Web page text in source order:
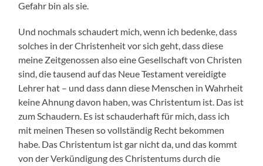
Gefahr bin als sie.
Und nochmals schaudert mich, wenn ich bedenke, dass
solches in der Christenheit vor sich geht, dass diese
meine Zeitgenossen also eine Gesellschaft von Christen
sind, die tausend auf das Neue Testament vereidigte
Lehrer hat – und dass dann diese Menschen in Wahrheit
keine Ahnung davon haben, was Christentum ist. Das ist
zum Schaudern. Es ist schauderhaft für mich, dass ich
mit meinen Thesen so vollständig Recht bekommen
habe. Das Christentum ist gar nicht da, und das kommt
von der Verkündigung des Christentums durch die